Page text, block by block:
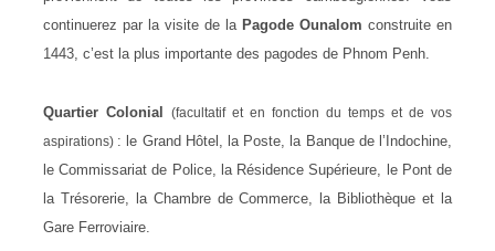
continuerez par la visite de la Pagode Ounalom construite en
1443, c’est la plus importante des pagodes de Phnom Penh.
Quartier Colonial
(facultatif et en fonction du temps et de vos
aspirations) : le Grand Hôtel, la Poste, la Banque de l’Indochine,
le Commissariat de Police, la Résidence Supérieure, le Pont de
la Trésorerie, la Chambre de Commerce, la Bibliothèque et la
Gare Ferroviaire.